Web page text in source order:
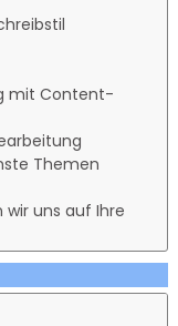
mit Content-
Themen
uns auf Ihre